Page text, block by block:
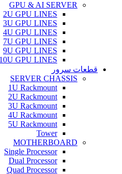
GPU & AI SERVER
2U GPU LINES
3U GPU LINES
4U GPU LINES
7U GPU LINES
9U GPU LINES
10U GPU LINES
قطعات سرور
SERVER CHASSIS
1U Rackmount
2U Rackmount
3U Rackmount
4U Rackmount
5U Rackmount
Tower
MOTHERBOARD
Single Processor
Dual Processor
Quad Processor